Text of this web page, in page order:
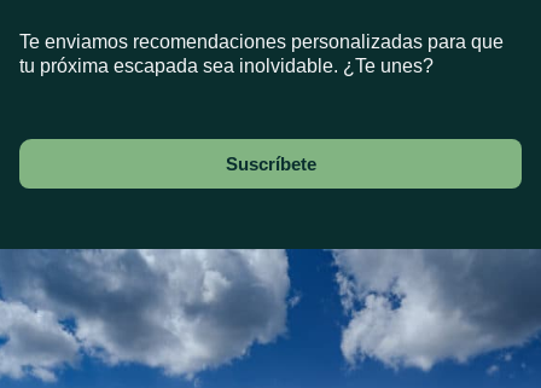
Te enviamos recomendaciones personalizadas para que
tu próxima escapada sea inolvidable. ¿Te unes?
Suscríbete